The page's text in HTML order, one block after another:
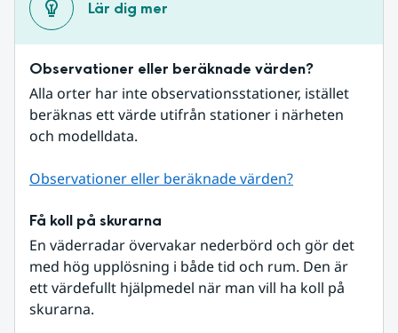
Lär dig mer
Observationer eller beräknade värden?
Alla orter har inte observationsstationer, istället
beräknas ett värde utifrån stationer i närheten
och modelldata.
Observationer eller beräknade värden?
Få koll på skurarna
En väderradar övervakar nederbörd och gör det
med hög upplösning i både tid och rum. Den är
ett värdefullt hjälpmedel när man vill ha koll på
skurarna.